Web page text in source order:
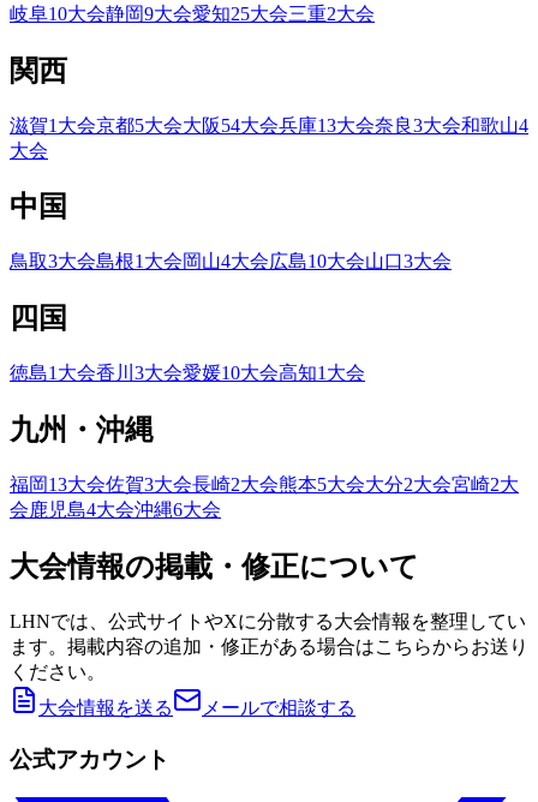
岐阜10大会静岡9大会愛知25大会三重2大会
関西
滋賀1 大会京都5大会大阪54大会兵庫13大会奈良3大会和歌山4
大会
中国
鳥取3大会島根1 大会岡山4大会広島10大会山口3大会
四国
徳島1 大会香川 3大会愛媛10大会高知1 大会
九州・沖縄
福岡13大会佐賀3大会長崎2大会熊本5大会大分2大会宮崎2大
会鹿児島4大会沖縄6大会
大会情報の掲載・修正について
LHNでは、公式サイトやXに分散する大会情報を整理してい
ます。掲載内容の追加・修正がある場合はこちらからお送り
ください。
大会情報を送る
メールで相談する
公式アカウント